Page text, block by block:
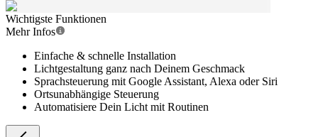
Wichtigste Funktionen
Mehr Infos
Einfache & schnelle Installation
Lichtgestaltung ganz nach Deinem Geschmack
Sprachsteuerung mit Google Assistant, Alexa oder Siri
Ortsunabhängige Steuerung
Automatisiere Dein Licht mit Routinen